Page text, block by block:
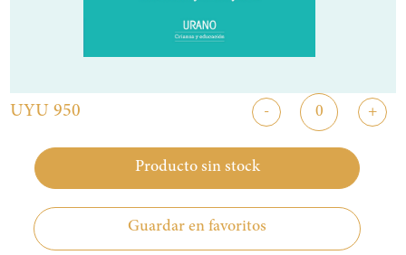
UYU 950 - +
Producto sin stock
Guardar en favoritos